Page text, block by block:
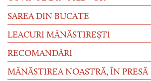
SAREA DIN BUCATE
LEACURI MĂNĂSTIREȘTI
RECOMANDĂRI
MĂNĂSTIREA NOASTRĂ, ÎN PRESĂ